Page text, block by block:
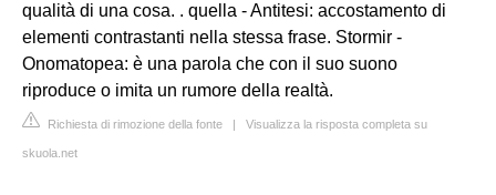
qualità di una cosa. . quella - Antitesi: accostamento di
elementi contrastanti nella stessa frase. Stormir -
Onomatopea: è una parola che con il suo suono
riproduce o imita un rumore della realtà.
Richiesta di rimozione della fonte | Visualizza la risposta completa su
skuola.net